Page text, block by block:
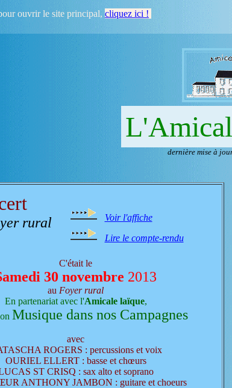
ouvrir le site principal, cliquez ici !
dernière mise à
rural
Voir l'affiche
Lire le compte-rendu
C'était le
30 novembre 2013
au Foyer rural
En partenariat avec l'Amicale laïque,
Musique dans nos Campagnes
avec
ROGERS : percussions et voix
OURIEL ELLERT : basse et chœurs
ST CRISQ : sax alto et soprano
ANTHONY JAMBON : guitare et choeurs